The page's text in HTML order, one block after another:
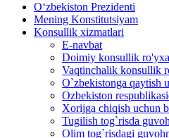
Oʻzbekiston Prezidenti
Mening Konstitutsiyam
Konsullik xizmatlari
E-navbat
Doimiy konsullik
Vaqtinchalik konsullik
O`zbekistonga qaytish
Ozbekiston
Xorijga chiqish uchun
Tugilish tog`risda
Olim tog`risdagi